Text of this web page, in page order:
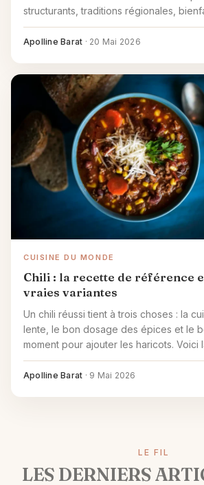
structurants, traditions régionales,
documentés et adoption au quotidien.
Apolline Barat · 20 Mai 2026
CUISINE DU MONDE
Chili : la recette de référence
vraies variantes
Un chili réussi tient à trois choses : la
lente, le bon dosage des épices et le
moment pour ajouter les haricots. Voici
de référence, ses vraies variantes, et
corriger un chili raté.
Apolline Barat · 9 Mai 2026
LE FIL
LES DERNIERS